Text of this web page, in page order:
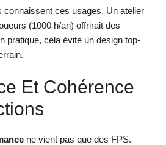
connaissent ces usages. Un atelier
(1000 h/an) offrirait des
pratique, cela évite un design top-
Et Cohérence
ne vient pas que des FPS.